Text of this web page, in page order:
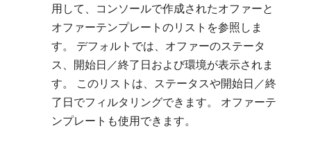
用して、コンソールで作成されたオファーと
オファーテンプレートのリストを参照しま
す。 デフォルトでは、オファーのステータ
ス、開始日／終了日および環境が表示されま
す。 このリストは、ステータスや開始日／終
了日でフィルタリングできます。 オファーテ
ンプレートも使用できます。